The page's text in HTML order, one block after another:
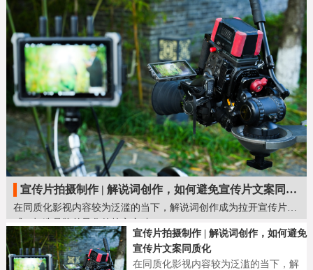
宣传片拍摄制作 | 解说词创作，如何避免宣传片文案同质化
在同质化影视内容较为泛滥的当下，解说词创作成为拉开宣传片质
宣传片拍摄制作 | 解说词创作，如何避免
宣传片文案同质化
在同质化影视内容较为泛滥的当下，解